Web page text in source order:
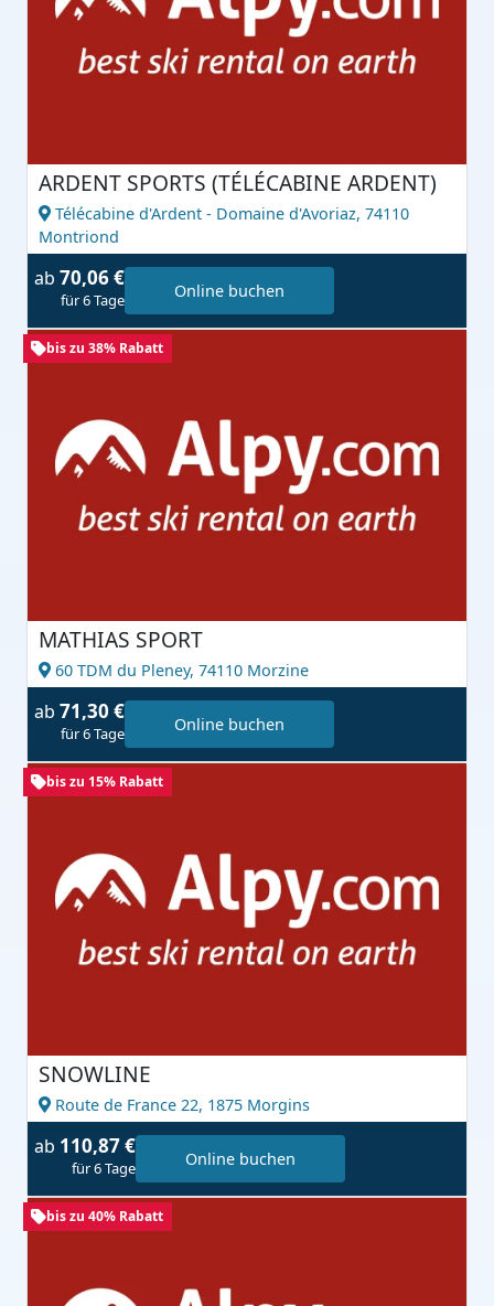
ARDENT SPORTS (TÉLÉCABINE ARDENT)
Télécabine d'Ardent - Domaine d'Avoriaz, 74110
Montriond
ab 70,06 €
für 6 Tage Online buchen
bis zu 38% Rabatt
MATHIAS SPORT
60 TDM du Pleney, 74110 Morzine
ab 71,30 €
für 6 Tage Online buchen
bis zu 15% Rabatt
SNOWLINE
Route de France 22, 1875 Morgins
ab 110,87 €
für 6 Tage Online buchen
bis zu 40% Rabatt